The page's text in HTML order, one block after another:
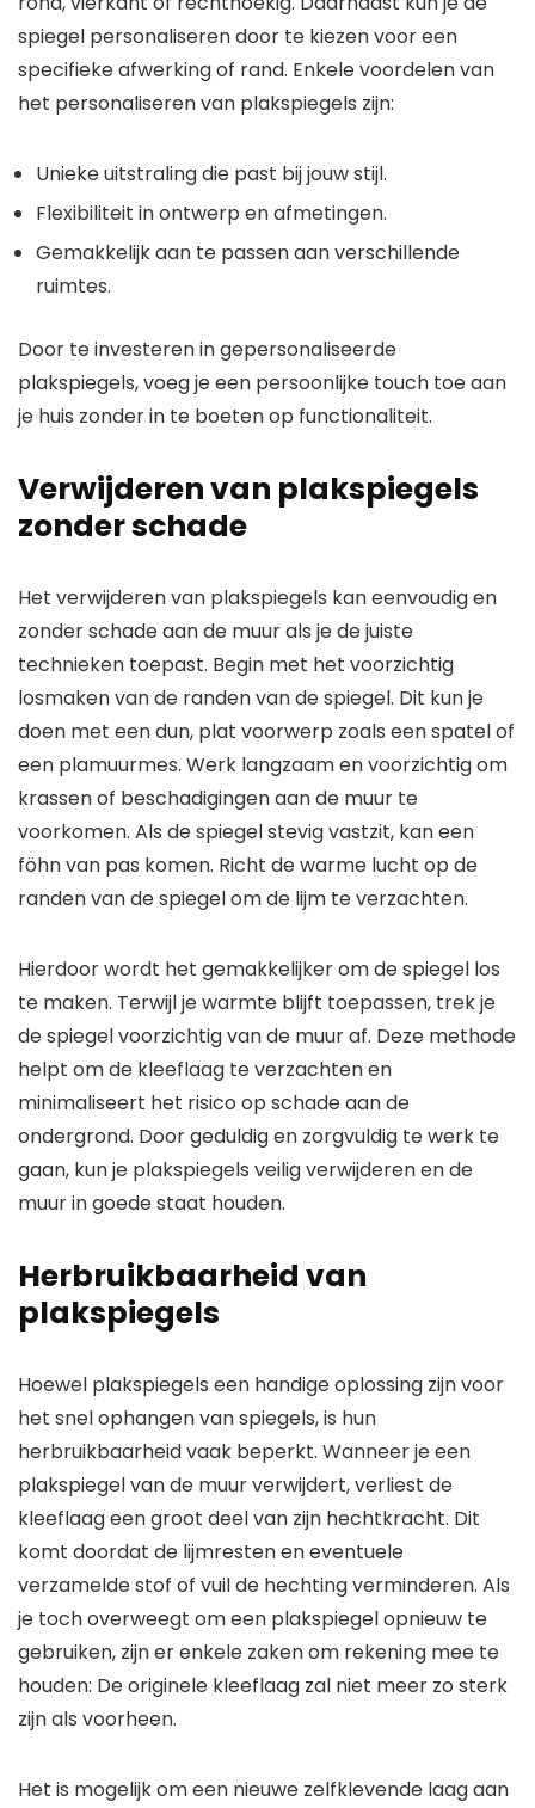
spiegel personaliseren door te kiezen voor een
specifieke afwerking of rand. Enkele voordelen van
het personaliseren van plakspiegels zijn:
Unieke uitstraling die past bij jouw stijl.
Flexibiliteit in ontwerp en afmetingen.
Gemakkelijk aan te passen aan verschillende
ruimtes.
Door te investeren in gepersonaliseerde
plakspiegels, voeg je een persoonlijke touch toe aan
je huis zonder in te boeten op functionaliteit.
Verwijderen van plakspiegels
zonder schade
Het verwijderen van plakspiegels kan eenvoudig en
zonder schade aan de muur als je de juiste
technieken toepast. Begin met het voorzichtig
losmaken van de randen van de spiegel. Dit kun je
doen met een dun, plat voorwerp zoals een spatel of
een plamuurmes. Werk langzaam en voorzichtig om
krassen of beschadigingen aan de muur te
voorkomen. Als de spiegel stevig vastzit, kan een
föhn van pas komen. Richt de warme lucht op de
randen van de spiegel om de lijm te verzachten.
Hierdoor wordt het gemakkelijker om de spiegel los
te maken. Terwijl je warmte blijft toepassen, trek je
de spiegel voorzichtig van de muur af. Deze methode
helpt om de kleeflaag te verzachten en
minimaliseert het risico op schade aan de
ondergrond. Door geduldig en zorgvuldig te werk te
gaan, kun je plakspiegels veilig verwijderen en de
muur in goede staat houden.
Herbruikbaarheid van
plakspiegels
Hoewel plakspiegels een handige oplossing zijn voor
het snel ophangen van spiegels, is hun
herbruikbaarheid vaak beperkt. Wanneer je een
plakspiegel van de muur verwijdert, verliest de
kleeflaag een groot deel van zijn hechtkracht. Dit
komt doordat de lijmresten en eventuele
verzamelde stof of vuil de hechting verminderen. Als
je toch overweegt om een plakspiegel opnieuw te
gebruiken, zijn er enkele zaken om rekening mee te
houden: De originele kleeflaag zal niet meer zo sterk
zijn als voorheen.
Het is mogelijk om een nieuwe zelfklevende laag aan